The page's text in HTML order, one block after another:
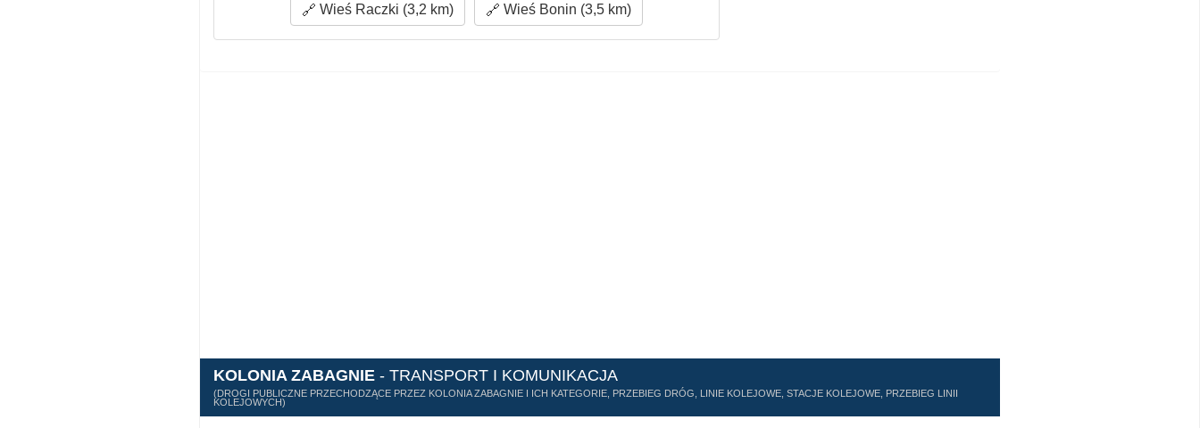
Wieś Raczki (3,2 km) Wieś Bonin (3,5 km)
KOLONIA ZABAGNIE - TRANSPORT I KOMUNIKACJA
(DROGI PUBLICZNE PRZECHODZĄCE PRZEZ KOLONIA ZABAGNIE I ICH KATEGORIE, PRZEBIEG DRÓG, LINIE KOLEJOWE, STACJE KOLEJOWE, PRZEBIEG LINII
KOLEJOWYCH)